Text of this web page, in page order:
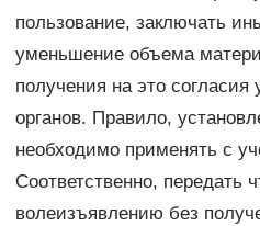
пользование, заключать
уменьшение объема
получения на это согласия
органов. Правило,
необходимо применять с
Соответственно, передать
волеизъявлению без